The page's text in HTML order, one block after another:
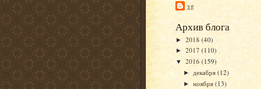
vg
Архив блога
► 2018 (40)
► 2017 (110)
▼ 2016 (159)
► декабря(12)
►ноября(13)